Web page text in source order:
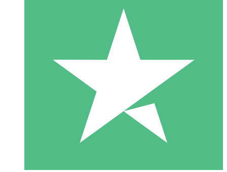
10 Downloads
20 00